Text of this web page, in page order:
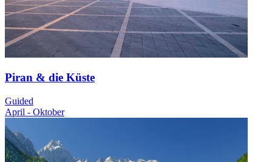
Piran & die Küste
Guided
April - Oktober